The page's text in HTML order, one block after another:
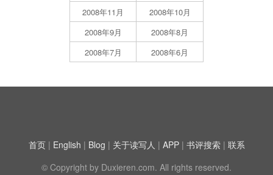
2008年11月
2008年10月
2008年9月
2008年8月
2008年7月
2008年6月
首页| English | Blog | 关于读写人 | APP| 书评搜索| 联系
© Copyright by Duxieren.com. All rights reserved.